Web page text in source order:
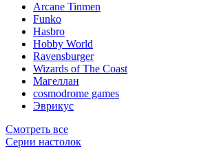
Arcane Tinmen
Funko
Hasbro
Hobby World
Ravensburger
Wizards of The Coast
Магеллан
сosmodrome games
Эврикус
Смотреть все
Серии настолок